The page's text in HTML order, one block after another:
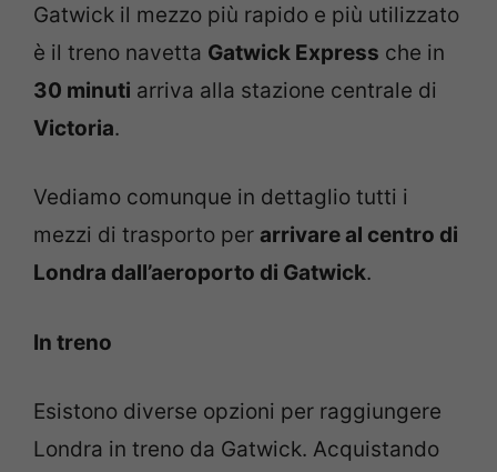
Gatwick il mezzo più rapido e più utilizzato
è il treno navetta Gatwick Express che in
30 minuti arriva alla stazione centrale di
Victoria.
Vediamo comunque in dettaglio tutti i
mezzi di trasporto per arrivare al centro di
Londra dall’aeroporto di Gatwick.
In treno
Esistono diverse opzioni per raggiungere
Londra in treno da Gatwick. Acquistando